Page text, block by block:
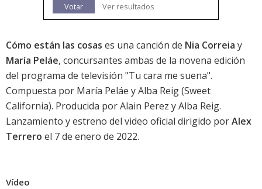
Votar
Ver resultados
Cómo están las cosas es una canción de Nia Correia y
María Peláe, concursantes ambas de la novena edición
del programa de televisión "Tu cara me suena".
Compuesta por María Peláe y Alba Reig (Sweet
California). Producida por Alain Perez y Alba Reig.
Lanzamiento y estreno del video oficial dirigido porAlex
Terrero el 7 de enero de 2022.
Vídeo